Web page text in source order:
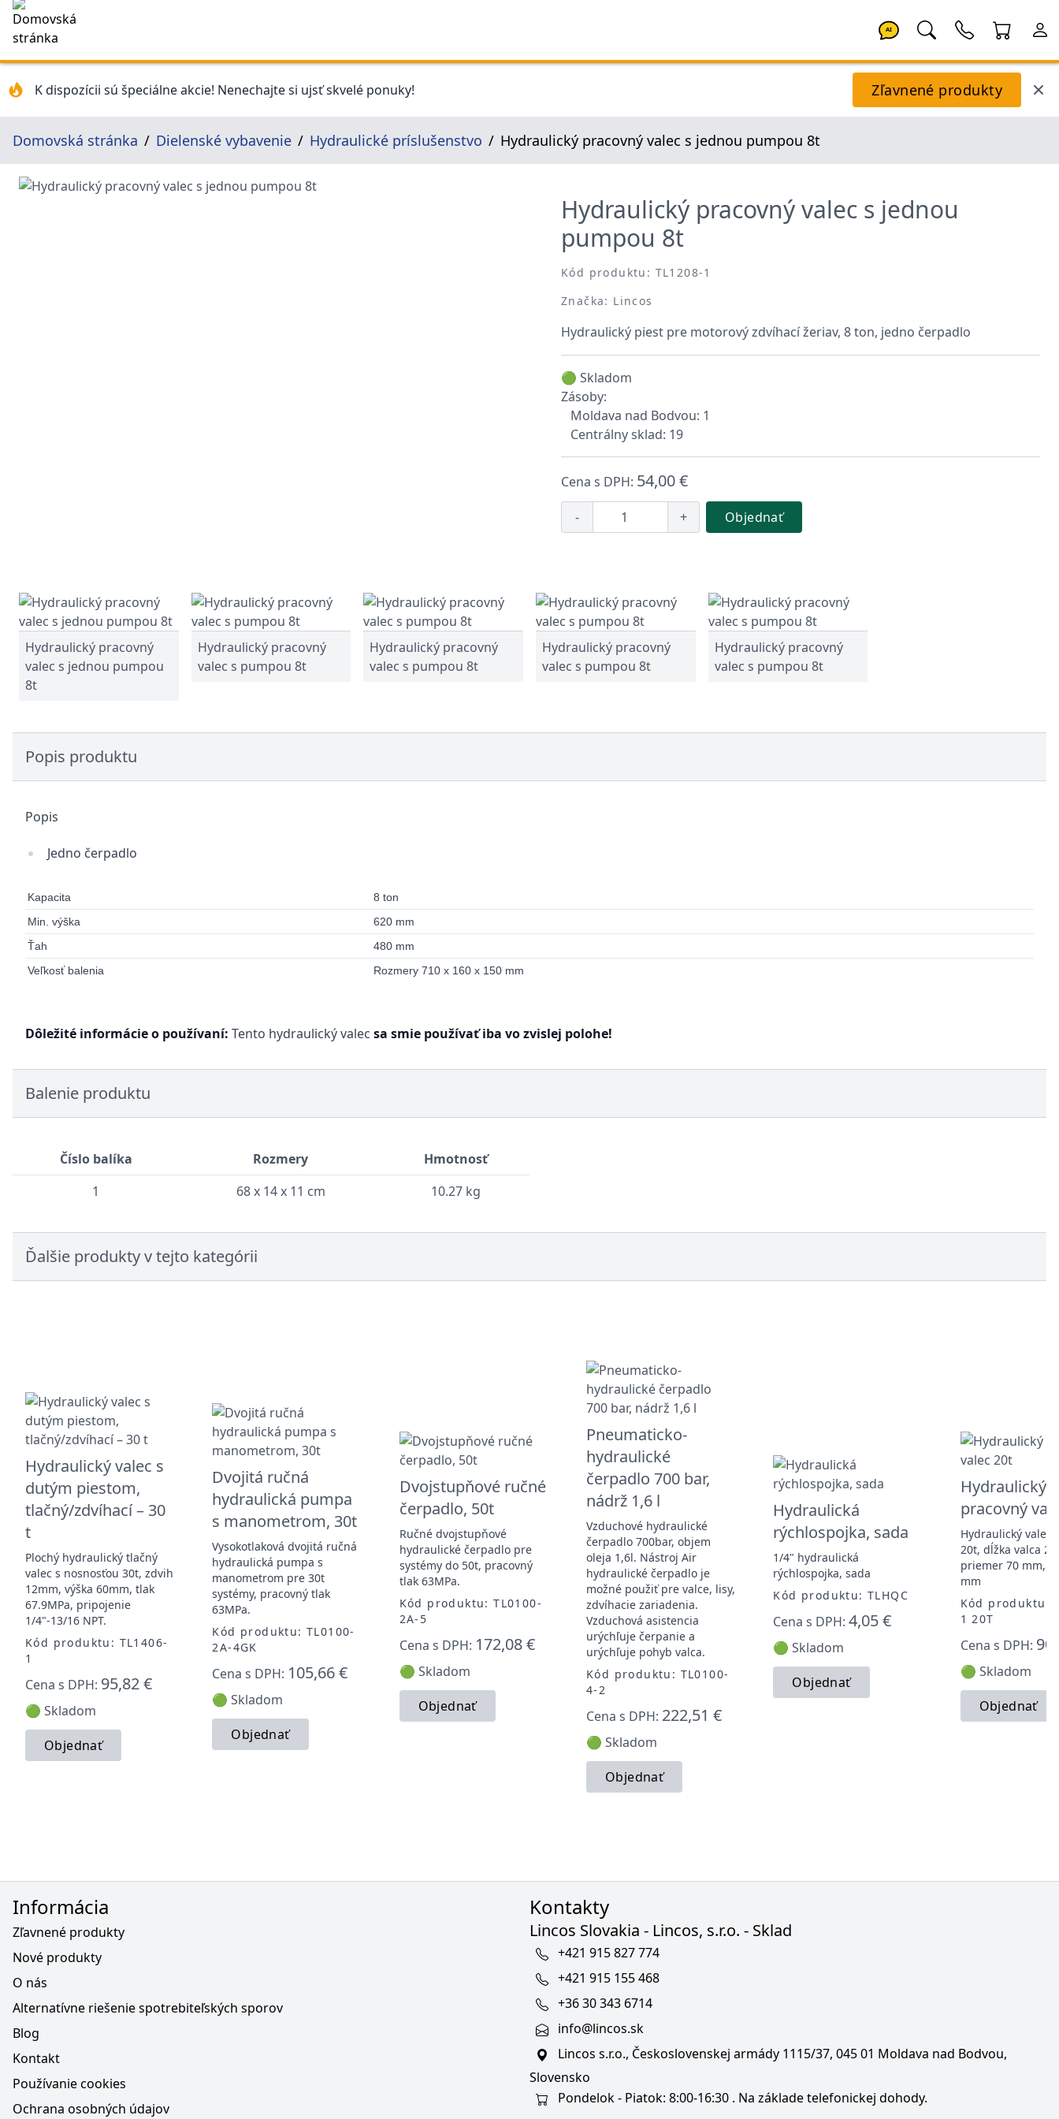
AI
K dispozícii sú špeciálne akcie! Nenechajte si ujsť skvelé ponuky! Zľavnené produkty
Domovská stránka Dielenské vybavenie Hydraulické príslušenstvo Hydraulický pracovný valec s jednou pumpou 8t
Hydraulický pracovný valec s jednou
pumpou 8t
Kód produktu: TL1208-1
Značka: Lincos
Hydraulický piest pre motorový zdvíhací žeriav, 8 ton, jedno čerpadlo
🟢 Skladom
Zásoby:
Moldava nad Bodvou: 1
Centrálny sklad: 19
Cena s DPH: 54,00 €
- + Objednať
Hydraulický pracovný
valec s jednou pumpou
8t
Hydraulický pracovný
valec s pumpou 8t
Hydraulický pracovný
valec s pumpou 8t
Hydraulický pracovný
valec s pumpou 8t
Hydraulický pracovný
valec s pumpou 8t
Popis produktu
Popis
Jedno čerpadlo
Kapacita
8 ton
Min. výška
620 mm
Ťah
480 mm
Veľkosť balenia
Rozmery 710 x 160 x 150 mm
Dôležité informácie o používaní: Tento hydraulický valec sa smie používať iba vo zvislej polohe!
Balenie produktu
Číslo balíka Rozmery
Hmotnosť
1
68 x 14 x 11 cm 10.27 kg
Ďalšie produkty v tejto kategórii
Hydraulický valec s
dutým piestom,
tlačný/zdvíhací – 30
t
Plochý hydraulický tlačný
valec s nosnosťou 30t, zdvih
12mm, výška 60mm, tlak
67.9MPa, pripojenie
1/4"-13/16 NPT.
Kód produktu: TL1406-
1
Cena s DPH: 95,82 €
🟢 Skladom
Objednať
Dvojitá ručná
hydraulická pumpa
s manometrom, 30t
Vysokotlaková dvojitá ručná
hydraulická pumpa s
manometrom pre 30t
systémy, pracovný tlak
63MPa.
Kód produktu: TL0100-
2A-4GK
Cena s DPH: 105,66 €
🟢 Skladom
Objednať
Dvojstupňové ručné
čerpadlo, 50t
Ručné dvojstupňové
hydraulické čerpadlo pre
systémy do 50t, pracovný
tlak 63MPa.
Kód produktu: TL0100-
2A-5
Cena s DPH: 172,08 €
🟢 Skladom
Objednať
Pneumaticko-
hydraulické
čerpadlo 700 bar,
nádrž 1,6 l
Vzduchové hydraulické
čerpadlo 700bar, objem
oleja 1,6l. Nástroj Air
hydraulické čerpadlo je
možné použiť pre valce, lisy,
zdvíhacie zariadenia.
Vzduchová asistencia
urýchľuje čerpanie a
urýchľuje pohyb valca.
Kód produktu: TL0100-
4-2
Cena s DPH: 222,51 €
🟢 Skladom
Objednať
Hydraulická
rýchlospojka, sada
1/4" hydraulická
rýchlospojka, sada
Kód produktu: TLHQC
Cena s DPH:4,05 €
🟢 Skladom
Objednať
Hydraulický
pracovný
Hydraulický valec,
20t, dĺžka valca
priemer 70 mm,
mm
Kód produktu:
1 20T
Cena s DPH:
🟢 Skladom
Objednať
Informácia
Zľavnené produkty
Nové produkty
O nás
Alternatívne riešenie spotrebiteľských sporov
Blog
Kontakt
Používanie cookies
Ochrana osobných údajov
Kontakty
Lincos Slovakia - Lincos, s.r.o. - Sklad
+421 915 827 774
+421 915 155 468
+36 30 343 6714
info@lincos.sk
Lincos s.r.o., Československej armády 1115/37, 045 01 Moldava nad Bodvou,
Slovensko
Pondelok - Piatok: 8:00-16:30 . Na základe telefonickej dohody.